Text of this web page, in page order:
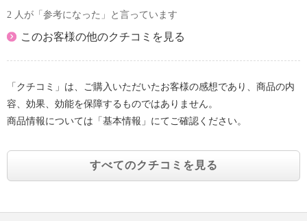
2 人が「参考になった」と言っています
このお客様の他のクチコミを見る
「クチコミ」は、ご購入いただいたお客様の感想であり、商品の内
容、効果、効能を保障するものではありません。
商品情報については「基本情報」にてご確認ください。
すべてのクチコミを見る